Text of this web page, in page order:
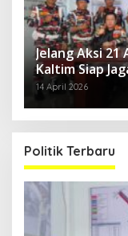
Jelang Aksi 21
Kaltim Siap
Polri
14 April 2026
Politik Terbaru